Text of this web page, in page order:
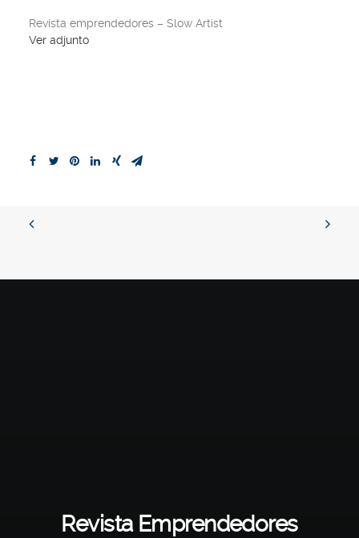
Revista emprendedores – Slow Artist
Ver adjunto
Revista Emprendedores